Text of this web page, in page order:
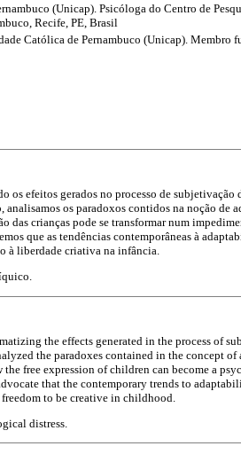
(Unicap). Psicóloga do Centro de
Recife, PE, Brasil
Católica de Pernambuco (Unicap). Membro
efeitos gerados no processo de subjetivação
os paradoxos contidos na noção de
das crianças pode se transformar num
que as tendências contemporâneas à
à liberdade criativa na infância.
the effects generated in the process of
the paradoxes contained in the concept
free expression of children can become a
that the contemporary trends to
to be creative in childhood.
distress.